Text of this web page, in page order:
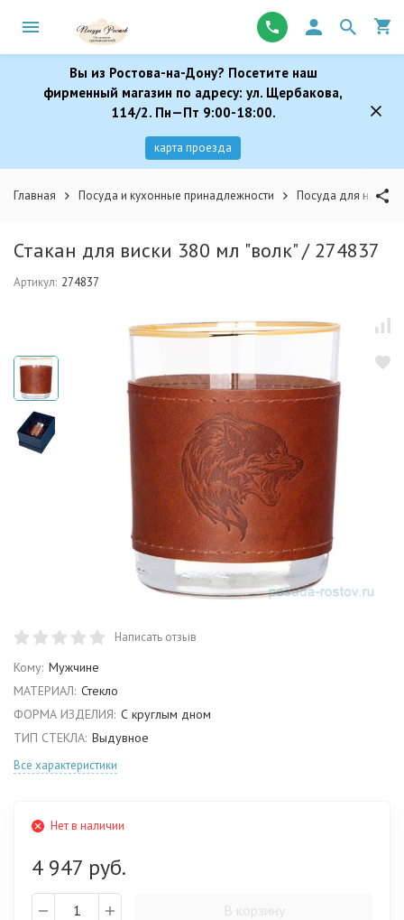
Вы из Ростова-на-Дону? Посетите наш
фирменный магазин по адресу: ул. Щербакова,
114/2. Пн—Пт 9:00-18:00.
карта проезда
Главная Посуда и кухонные принадлежности Посуда для
Стакан для виски 380 мл "волк" / 274837
Артикул: 274837
Написать отзыв
Кому: Мужчине
МАТЕРИАЛ: Стекло
ФОРМА ИЗДЕЛИЯ: С круглым дном
ТИП СТЕКЛА: Выдувное
Все характеристики
Нет в наличии
4 947 руб.
В корзину